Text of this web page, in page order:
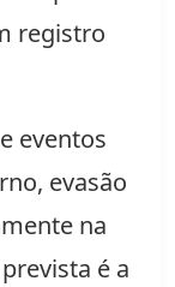
registro
eventos
evasão
na
é a